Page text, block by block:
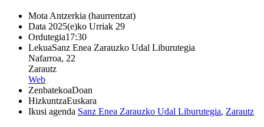
Mota Antzerkia (haurrentzat)
Data 2025(e)ko Urriak 29
Ordutegia17:30
LekuaSanz Enea Zarauzko Udal Liburutegia
Nafarroa, 22
Zarautz
Web
ZenbatekoaDoan
HizkuntzaEuskara
Ikusi agenda Sanz Enea Zarauzko Udal Liburutegia, Zarautz